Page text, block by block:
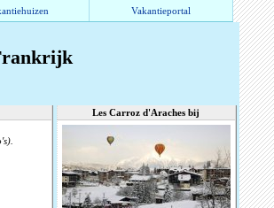
Vakantieportal
Les Carroz d'Araches bij